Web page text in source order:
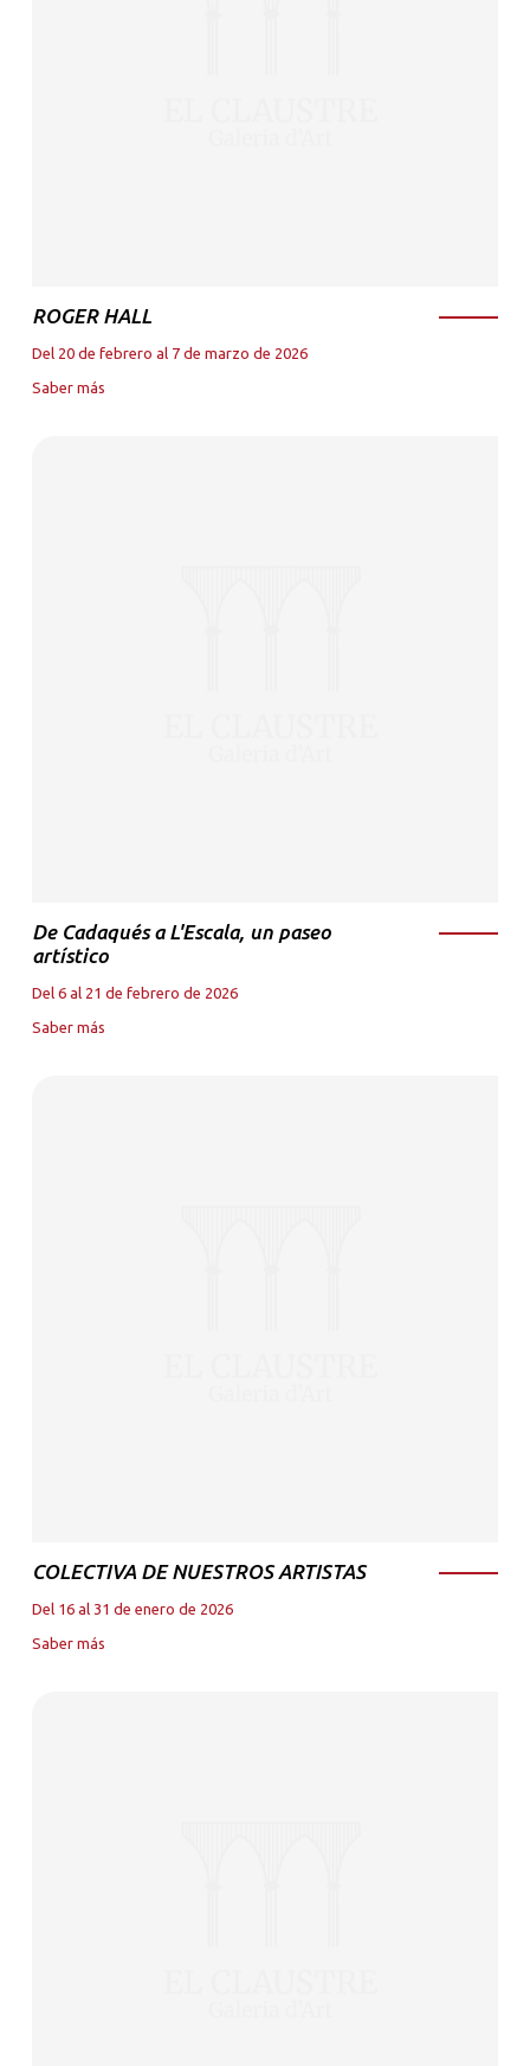
ROGER HALL
Del 20 de febrero al 7 de marzo de 2026
Saber más
De Cadaqués a L'Escala, un paseo
artístico
Del 6 al 21 de febrero de 2026
Saber más
COLECTIVA DE NUESTROS ARTISTAS
Del 16 al 31 de enero de 2026
Saber más